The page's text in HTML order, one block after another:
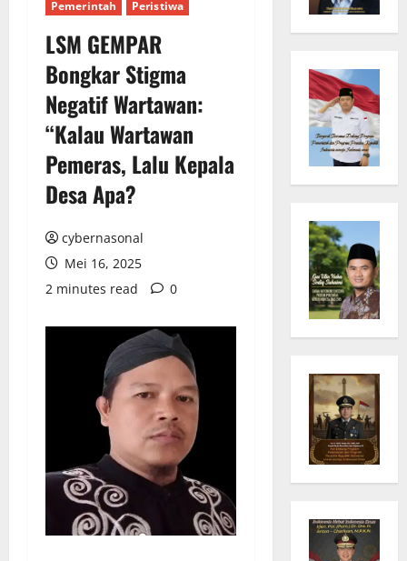
Pemerintah
Peristiwa
LSM GEMPAR
Bongkar Stigma
Negatif Wartawan:
“Kalau Wartawan
Pemeras, Lalu Kepala
Desa Apa?
cybernasonal
Mei 16, 2025
2 minutes read
0